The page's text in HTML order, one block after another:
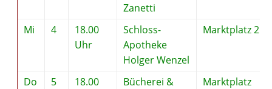
Zanetti
Mi 4
18.00
Uhr
Schloss-
Apotheke
Holger Wenzel
Marktplatz 2
Do 5
18.00
Bücherei &
Marktplatz